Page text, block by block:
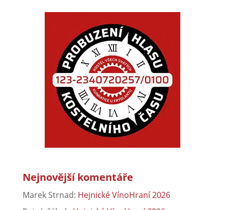
Nejnovější komentáře
Marek Strnad: Hejnické VínoHraní 2026